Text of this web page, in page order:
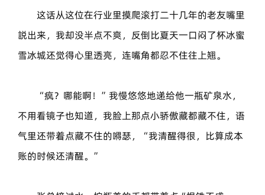
这话从这位在行业里摸爬滚打二十几年的老友嘴里
説出来，我却没半点不爽，反倒比夏天一口闷了杯冰蜜
雪冰城还觉得心里透亮，连嘴角都忍不住往上翘。
“疯？哪能啊！”我慢悠悠地递给他一瓶矿泉水，
不用看镜子也知道，我脸上那点小骄傲藏都藏不住，语
气里还带着点藏不住的嘚瑟，“我清醒得很，比算成本
账的时候还清醒。”